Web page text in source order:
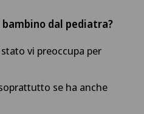
dal pediatra?
vi preoccupa per
se ha anche